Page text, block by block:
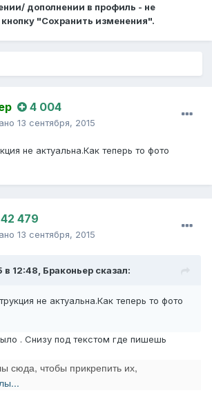
дополнении в профиль - не
"Сохранить изменения".
4 004
13 сентября, 2015
не актуальна.Как теперь то фото
42 479
13 сентября, 2015
в 12:48, Браконьер сказал:
не актуальна.Как теперь то фото
. Снизу под текстом где пишешь
сюда, чтобы прикрепить их,